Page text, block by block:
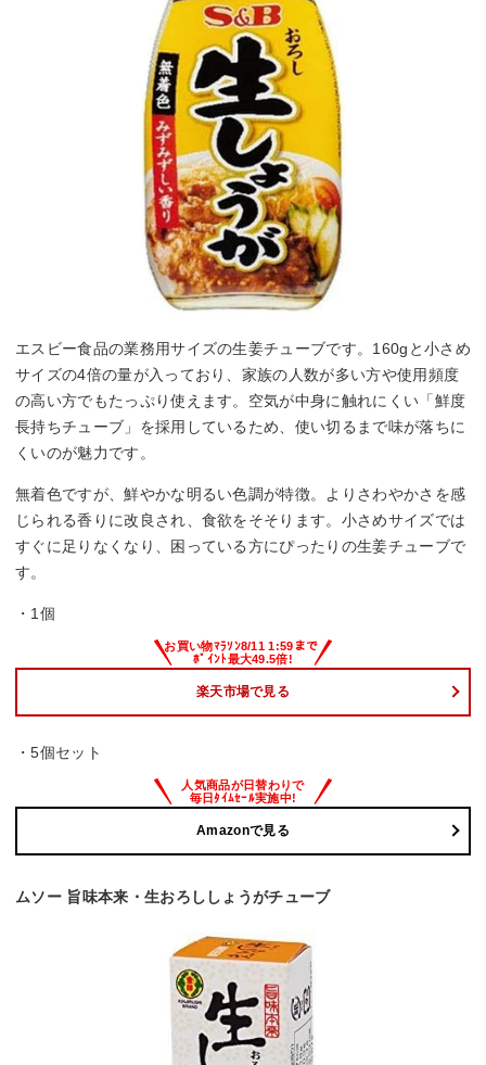
エスビー食品の業務用サイズの生姜チューブです。160gと小さめ
サイズの4倍の量が入っており、家族の人数が多い方や使用頻度
の高い方でもたっぷり使えます。空気が中身に触れにくい「鮮度
長持ちチューブ」を採用しているため、使い切るまで味が落ちに
くいのが魅力です。
無着色ですが、鮮やかな明るい色調が特徴。よりさわやかさを感
じられる香りに改良され、食欲をそそります。小さめサイズでは
すぐに足りなくなり、困っている方にぴったりの生姜チューブで
す。
・1個
楽天市場で見る
・5個セット
Amazonで見る
ムソー 旨味本来・生おろししょうがチューブ